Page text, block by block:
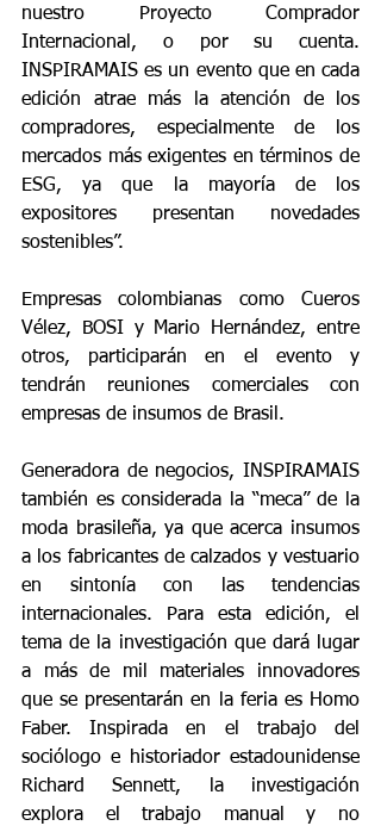
nuestro Proyecto Comprador
Internacional, o por su cuenta.
INSPIRAMAIS es un evento que en cada
edición atrae más la atención de los
compradores, especialmente de los
mercados más exigentes en términos de
ESG, ya que la mayoría de los
expositores presentan novedades
sostenibles”.
Empresas colombianas como Cueros
Vélez, BOSI y Mario Hernández, entre
otros, participarán en el evento y
tendrán reuniones comerciales con
empresas de insumos de Brasil.
Generadora de negocios, INSPIRAMAIS
también es considerada la “meca” de la
moda brasileña, ya que acerca insumos
a los fabricantes de calzados y vestuario
en sintonía con las tendencias
internacionales. Para esta edición, el
tema de la investigación que dará lugar
a más de mil materiales innovadores
que se presentarán en la feria es Homo
Faber. Inspirada en el trabajo del
sociólogo e historiador estadounidense
Richard Sennett, la investigación
explora el trabajo manual y no